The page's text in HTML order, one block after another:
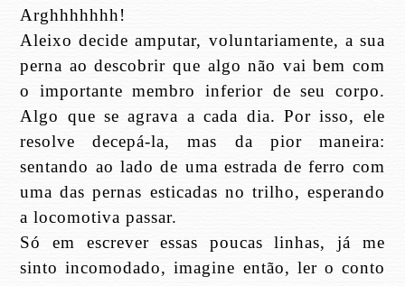
Arghhhhhhh!
Aleixo decide amputar, voluntariamente, a sua
perna ao descobrir que algo não vai bem com
o importante membro inferior de seu corpo.
Algo que se agrava a cada dia. Por isso, ele
resolve decepá-la, mas da pior maneira:
sentando ao lado de uma estrada de ferro com
uma das pernas esticadas no trilho, esperando
a locomotiva passar.
Só em escrever essas poucas linhas, já me
sinto incomodado, imagine então, ler o conto